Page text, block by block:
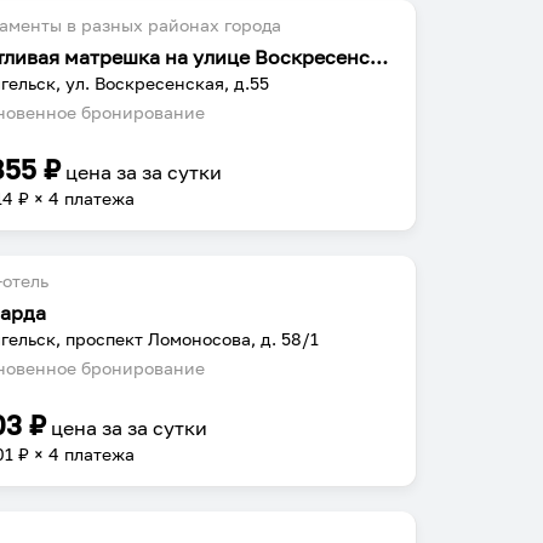
в разных районах города
Счастливая матрешка на улице Воскресенская 55
ул. Воскресенская, д.55
бронирование
₽ цена заза сутки
₽ × 4 платежа
проспект Ломоносова, д. 58/1
бронирование
₽ цена заза сутки
₽ × 4 платежа